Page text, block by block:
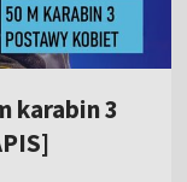
karabin 3